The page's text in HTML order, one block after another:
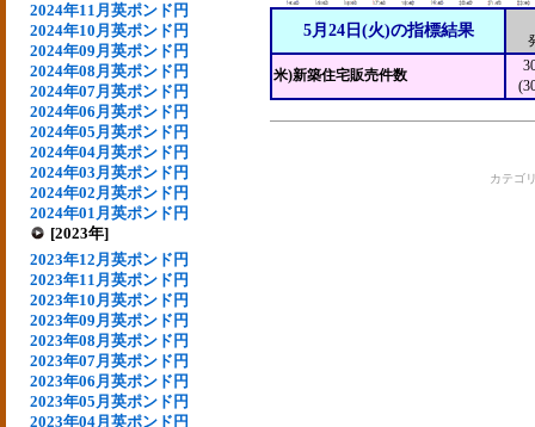
2024年11月英ポンド円
2024年10月英ポンド円
2024年09月英ポンド円
2024年08月英ポンド円
2024年07月英ポンド円
2024年06月英ポンド円
2024年05月英ポンド円
2024年04月英ポンド円
2024年03月英ポンド円
2024年02月英ポンド円
2024年01月英ポンド円
[2023年]
2023年12月英ポンド円
2023年11月英ポンド円
2023年10月英ポンド円
2023年09月英ポンド円
2023年08月英ポンド円
2023年07月英ポンド円
2023年06月英ポンド円
2023年05月英ポンド円
2023年04月英ポンド円
5月24日(火)の指標結果
米)新築住宅販売件数
カテゴ